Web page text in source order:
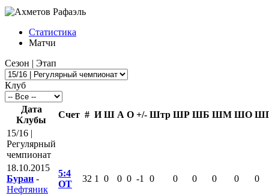
Статистика
Матчи
Сезон | Этап
Клуб
Дата
Клубы
Счет # И Ш А О +/- Штр ШР ШБ ШМ ШО
15/16 |
Регулярный
чемпионат
18.10.2015
Буран -
Нефтяник
5:4
ОТ
32 1 0 0 0 -1 0 0 0 0 0 0